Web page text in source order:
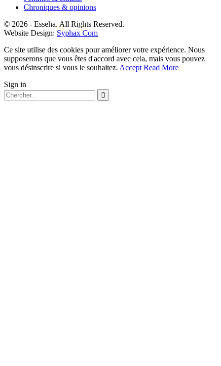
Chroniques & opinions
© 2026 - Esseha. All Rights Reserved.
Website Design: Syphax Com
Ce site utilise des cookies pour améliorer votre expérience. Nous
supposerons que vous êtes d'accord avec cela, mais vous pouvez
vous désinscrire si vous le souhaitez. Accept Read More
Sign in